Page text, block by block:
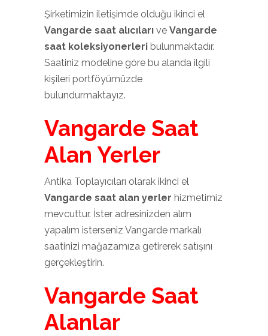
Şirketimizin iletişimde olduğu ikinci el
Vangarde saat alıcıları ve Vangarde
saat koleksiyonerleri bulunmaktadır.
Saatiniz modeline göre bu alanda ilgili
kişileri portföyümüzde
bulundurmaktayız.
Vangarde Saat
Alan Yerler
Antika Toplayıcıları olarak ikinci el
Vangarde saat alan yerler hizmetimiz
mevcuttur. İster adresinizden alım
yapalım isterseniz Vangarde markalı
saatinizi mağazamıza getirerek satışını
gerçekleştirin.
Vangarde Saat
Alanlar